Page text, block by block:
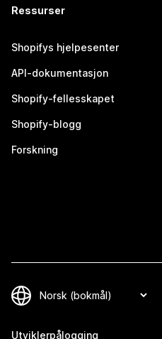
Ressurser
Shopifys hjelpesenter
API-dokumentasjon
Shopify-fellesskapet
Shopify-blogg
Forskning
Utviklerpålogging